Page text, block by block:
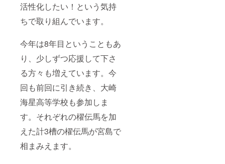
活性化したい！という気持
ちで取り組んでいます。
今年は8年目ということもあ
り、少しずつ応援して下さ
る方々も増えています。今
回も前回に引き続き、大崎
海星高等学校も参加しま
す。それぞれの櫂伝馬を加
えた計3槽の櫂伝馬が宮島で
相まみえます。